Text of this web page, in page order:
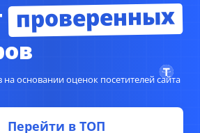
2024TORFOREX.COM
проверенных
основании оценок посетителей сайта
Перейти в ТОП